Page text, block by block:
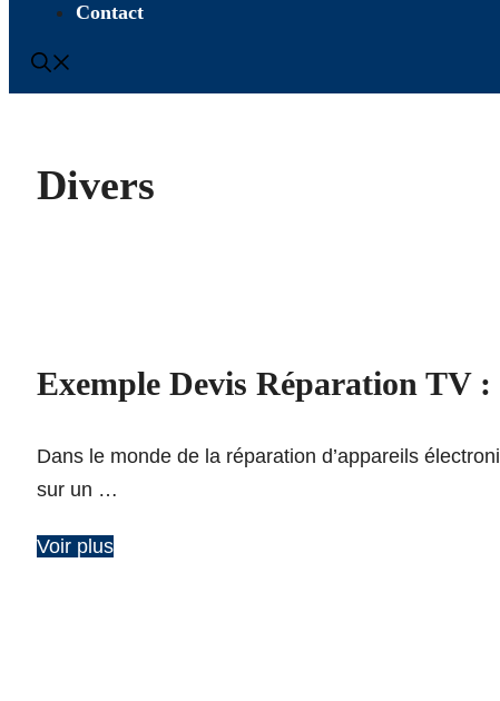
Contact
Divers
Exemple Devis Réparation TV
Dans le monde de la réparation d’appareils
sur un …
Voir plus